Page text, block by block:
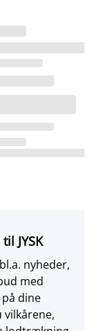
JYSK
nyheder,
med
dine